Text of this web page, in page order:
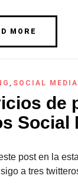
MORE
, SOCIAL MEDIA
de
Social
post en la
a tres